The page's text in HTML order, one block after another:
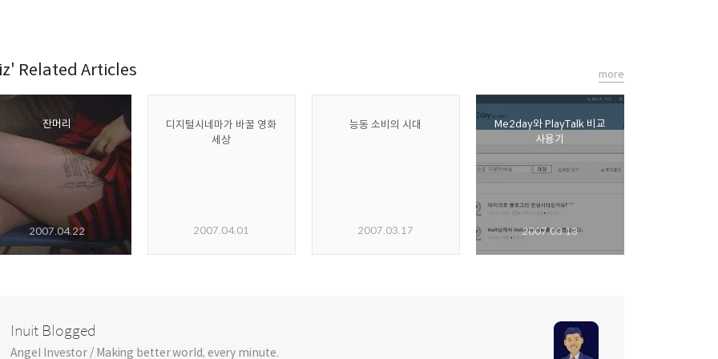
Related Articles
잔머리
2007.04.22
디지털시네마가 바꿀 영화
세상
2007.04.01
능동 소비의 시대
2007.03.17
Me2day와 PlayTalk 비교
사용기
2007.03.13
more
Inuit Blogged
Angel Investor / Making better world, every minute.